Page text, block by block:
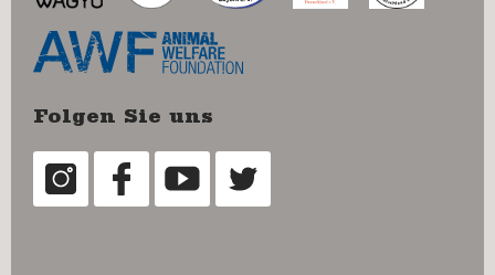
Folgen Sie uns